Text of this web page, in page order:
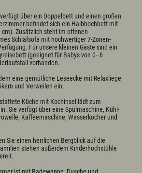
über ein Doppelbett und einen großen
befindet sich ein Halbhochbett mit
Zusätzlich steht im offenen
Schlafsofa mit hochwertiger 7-Zonen-
Für unsere kleinen Gäste sind ein
(geeignet für Babys von 0–6
vorhanden.
eine gemütliche Leseecke mit Relaxliege
und Verweilen ein.
Küche mit Kochinsel lädt zum
Sie verfügt über eine Spülmaschine, Kühl-
Kaffeemaschine, Wasserkocher und
Sie einen herrlichen Bergblick auf die
stehen außerdem Kinderhochstühle